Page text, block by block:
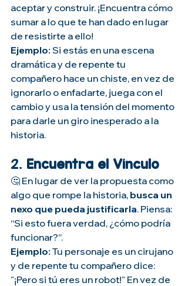
aceptar y construir. ¡Encuentra cómo
sumar a lo que te han dado en lugar
de resistirte a ello!
Ejemplo: Si estás en una escena
dramática y de repente tu
compañero hace un chiste, en vez de
ignorarlo o enfadarte, juega con el
cambio y usa la tensión del momento
para darle un giro inesperado a la
historia.
2. Encuentra el Vínculo
🤔 En lugar de ver la propuesta como
algo que rompe la historia, busca un
nexo que pueda justificarla. Piensa:
“Si esto fuera verdad, ¿cómo podría
funcionar?”.
Ejemplo: Tu personaje es un cirujano
y de repente tu compañero dice:
"¡Pero si tú eres un robot!" En vez de